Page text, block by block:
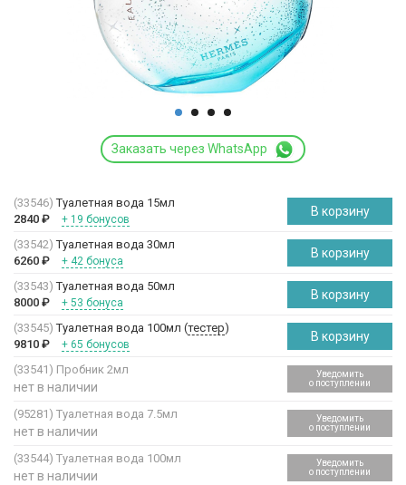
Заказать через WhatsApp
(33546) Туалетная вода 15мл
2840 ₽ + 19 бонусов
В корзину
(33542) Туалетная вода 30мл
6260 ₽ + 42 бонуса
В корзину
(33543) Туалетная вода 50мл
8000 ₽ + 53 бонуса
В корзину
(33545) Туалетная вода 100мл (тестер)
9810 ₽ + 65 бонусов
В корзину
(33541) Пробник 2мл
нет в наличии
Уведомить
о поступлении
(95281) Туалетная вода 7.5мл
нет в наличии
Уведомить
о поступлении
(33544) Туалетная вода 100мл
нет в наличии
Уведомить
о поступлении